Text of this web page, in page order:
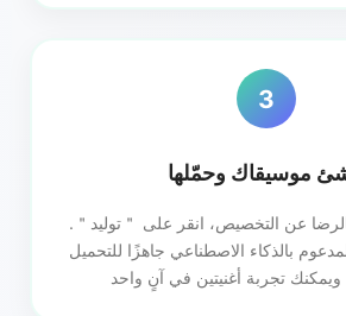
3
موسيقاك وحمّلها
عن التخصيص، انقر على ＂توليد＂.
بالذكاء الاصطناعي جاهزًا للتحميل